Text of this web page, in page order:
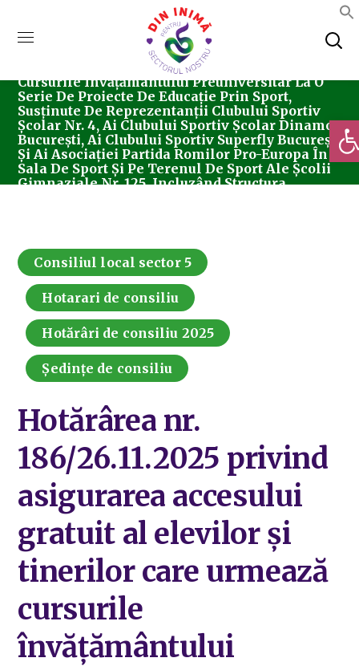
Home Consiliul Local Sector 5
Nr. 186/26.11.2025 Privind Asigurarea Accesului
Gratuit Al Elevilor Şi Tinerilor Care Urmează
Cursurile Învăţământului Preuniversitar La O
Serie De Proiecte De Educație Prin Sport,
Susținute De Reprezentanții Clubului Sportiv
Școlar Nr. 4, Ai Clubului Sportiv Școlar Dinamo
București, Ai Clubului Sportiv Superfly București
Și Ai Asociației Partida Romilor Pro-Europa În
Sala De Sport Și Pe Terenul De Sport Ale Școlii
Gimnaziale Nr. 125, Incluzând Structura
Consiliul local sector 5
Hotarari de consiliu
Hotărâri de consiliu 2025
Ședințe de consiliu
Hotărârea nr.
186/26.11.2025 privind
asigurarea accesului
gratuit al elevilor şi
tinerilor care urmează
cursurile
învăţământului